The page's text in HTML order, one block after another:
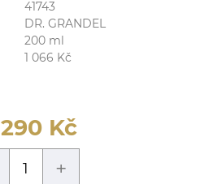
41743
DR. GRANDEL
200 ml
1 066 Kč
Kč
+